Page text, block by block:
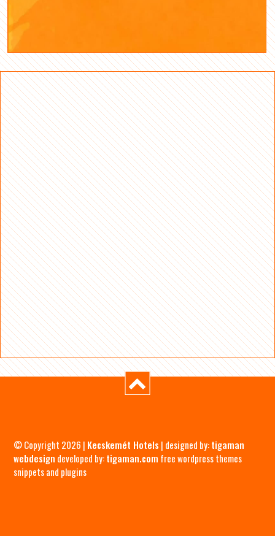
© Copyright 2026 | Kecskemét Hotels | designed by:tigaman
webdesign developed by:tigaman.com free wordpress themes
snippets and plugins